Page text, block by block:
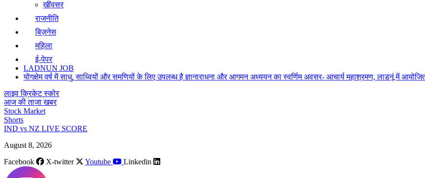
खींवसर
राजनीति
बिज़नेस
महिला
ई-पेपर
LADNUN JOB
योगक्षेम वर्ष में साधु, साध्वियों और समणियों के लिए उपलब्ध है ज्ञानाराधना और आगमन अध्ययन का स्वर्णिम अवसर- आचार्य महाश्रमण, लाडनूं में
लाइव क्रिकेट स्कोर
आज की ताजा खबर
Stock Market
Shorts
IND vs NZ LIVE SCORE
August 8, 2026
Facebook
X-twitter Youtube Linkedin